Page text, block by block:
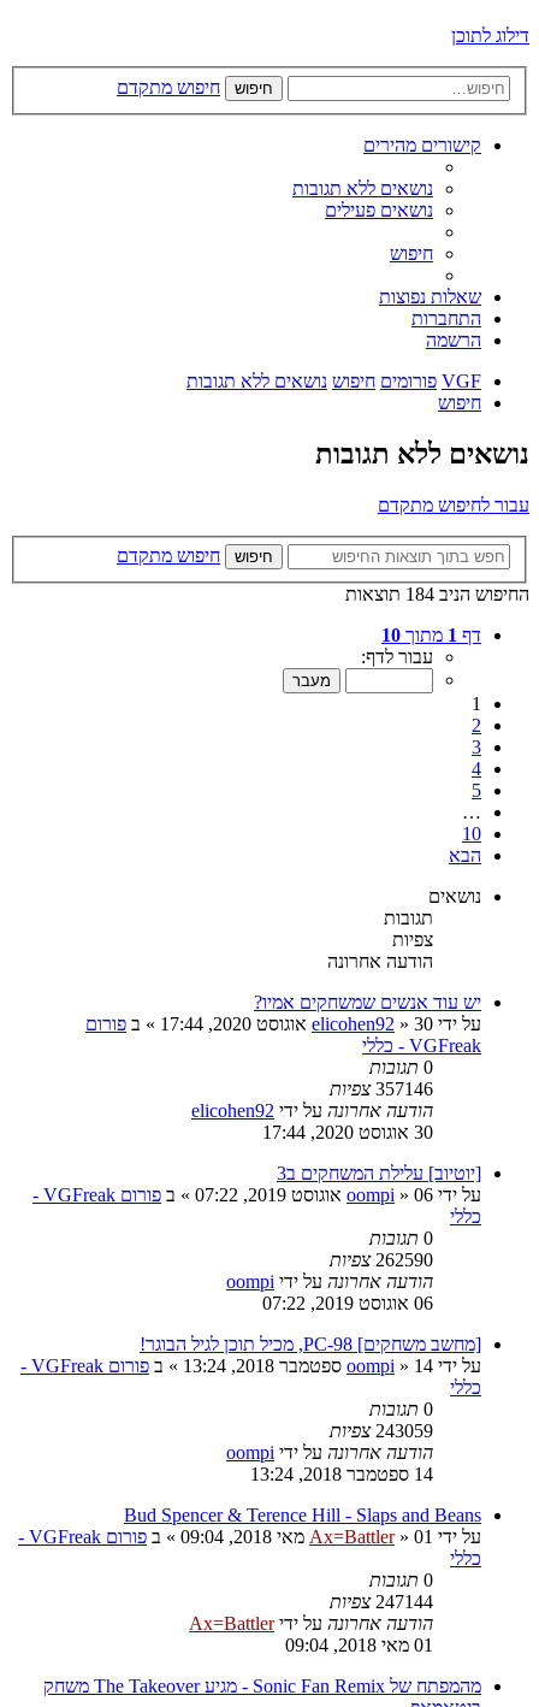
דילוג לתוכן
חיפוש חיפוש מתקדם
קישורים מהירים
נושאים ללא תגובות
נושאים פעילים
חיפוש
שאלות נפוצות
התחברות
הרשמה
VGF פורומים חיפוש נושאים ללא תגובות
חיפוש
נושאים ללא תגובות
עבור לחיפוש מתקדם
חיפוש
חיפוש מתקדם
החיפוש הניב 184 תוצאות
דף 1 מתוך 10
עבור לדף:
1
2
3
4
5
…
10
הבא
נושאים
תגובות
צפיות
הודעה אחרונה
יש עוד אנשים שמשחקים אמיו?
על ידי
elicohen92 » 30 אוגוסט 2020, 17:44 » ב פורום
VGFreak - כללי
0 תגובות
357146 צפיות
הודעה אחרונה על ידי elicohen92
30 אוגוסט 2020, 17:44
[יוטיוב] עלילת המשחקים ב3
על ידי
oompi » 06 אוגוסט 2019, 07:22 » ב
פורום VGFreak -
כללי
0 תגובות
262590 צפיות
הודעה אחרונה על ידי oompi
06 אוגוסט 2019, 07:22
[מחשב משחקים] PC-98, מכיל תוכן לגיל הבוגר!
על ידי
oompi » 14 ספטמבר 2018, 13:24 » ב
פורום VGFreak -
כללי
0 תגובות
243059 צפיות
הודעה אחרונה על ידי oompi
14 ספטמבר 2018, 13:24
Bud Spencer & Terence Hill - Slaps and Beans
על ידי
Ax=Battler» 01 מאי 2018, 09:04 » ב
פורום VGFreak -
כללי
0 תגובות
247144 צפיות
הודעה אחרונה על ידיAx=Battler
01 מאי 2018, 09:04
מהמפתח של Sonic Fan Remix - מגיע The Takeover משחק